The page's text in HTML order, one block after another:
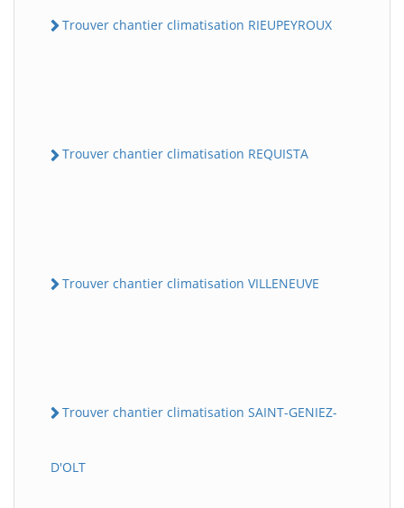
Trouver chantier climatisation RIEUPEYROUX
Trouver chantier climatisation REQUISTA
Trouver chantier climatisation VILLENEUVE
Trouver chantier climatisation SAINT-GENIEZ-
D'OLT